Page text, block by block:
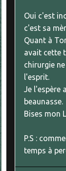
Oui c'est
c'est sa
Quant à
avait cette
chirurgie
l'esprit.
Je l'espère
beaunasse.
Bises mon
P.S :
temps à